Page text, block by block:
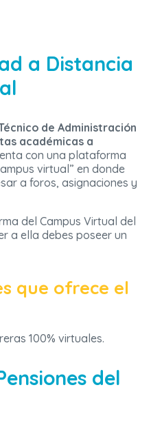
a Distancia
de Administración
académicas a
con una plataforma
virtual” en donde
a foros, asignaciones y
del Campus Virtual del
a ella debes poseer un
que ofrece el
100% virtuales.
del